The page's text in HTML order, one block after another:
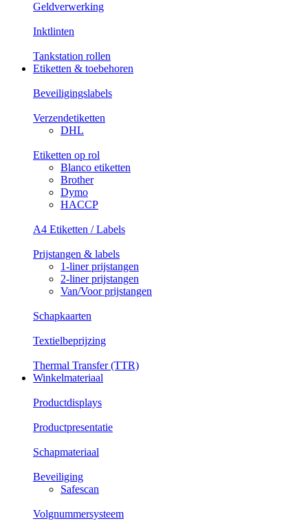
Geldverwerking
Inktlinten
Tankstation rollen
Etiketten & toebehoren
Beveiligingslabels
Verzendetiketten
DHL
Etiketten op rol
Blanco etiketten
Brother
Dymo
HACCP
A4 Etiketten / Labels
Prijstangen & labels
1-liner prijstangen
2-liner prijstangen
Van/Voor prijstangen
Schapkaarten
Textielbeprijzing
Thermal Transfer (TTR)
Winkelmateriaal
Productdisplays
Productpresentatie
Schapmateriaal
Beveiliging
Safescan
Volgnummersysteem